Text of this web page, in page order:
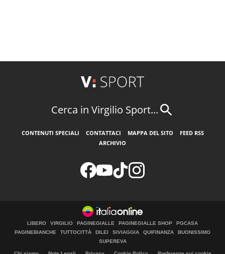
Cerca in Virgilio Sport...
CONTENUTI SPECIALI CONTATTACI MAPPA DEL SITO
FEED RSS
ARCHIVIO
LIBERO VIRGILIO PAGINEGIALLE PAGINEGIALLE SHOP
PGCASA
PAGINEBIANCHE
TUTTOCITTÀ DILEI SIVIAGGIA QUIFINANZA
BUONISSIMO
SUPEREVA